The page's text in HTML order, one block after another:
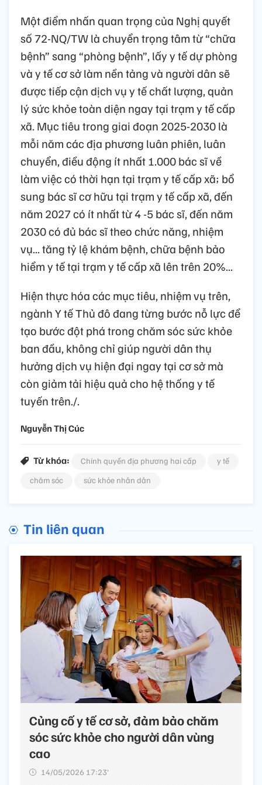
Một điểm nhấn quan trọng của Nghị quyết
số 72-NQ/TW là chuyển trọng tâm từ “chữa
bệnh” sang “phòng bệnh”, lấy y tế dự phòng
và y tế cơ sở làm nền tảng và người dân sẽ
được tiếp cận dịch vụ y tế chất lượng, quản
lý sức khỏe toàn diện ngay tại trạm y tế cấp
xã. Mục tiêu trong giai đoạn 2025-2030 là
mỗi năm các địa phương luân phiên, luân
chuyển, điều động ít nhất 1.000 bác sĩ về
làm việc có thời hạn tại trạm y tế cấp xã; bổ
sung bác sĩ cơ hữu tại trạm y tế cấp xã, đến
năm 2027 có ít nhất từ 4 -5 bác sĩ, đến năm
2030 có đủ bác sĩ theo chức năng, nhiệm
vụ... tăng tỷ lệ khám bệnh, chữa bệnh bảo
hiểm y tế tại trạm y tế cấp xã lên trên 20%...
Hiện thực hóa các mục tiêu, nhiệm vụ trên,
ngành Y tế Thủ đô đang từng bước nỗ lực để
tạo bước đột phá trong chăm sóc sức khỏe
ban đầu, không chỉ giúp người dân thụ
hưởng dịch vụ hiện đại ngay tại cơ sở mà
còn giảm tải hiệu quả cho hệ thống y tế
tuyến trên./.
Nguyễn Thị Cúc
Từ khóa: Chính quyền địa phương hai cấp
y tế
chăm sóc
sức khỏe nhân dân
Tin liên quan
Củng cố y tế cơ sở, đảm bảo chăm
sóc sức khỏe cho người dân vùng
cao
14/05/2026 17:23’